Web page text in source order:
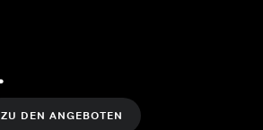
ZU DEN ANGEBOTEN